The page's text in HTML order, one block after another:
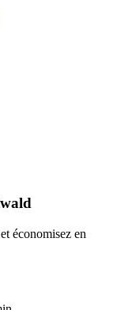
économisez en